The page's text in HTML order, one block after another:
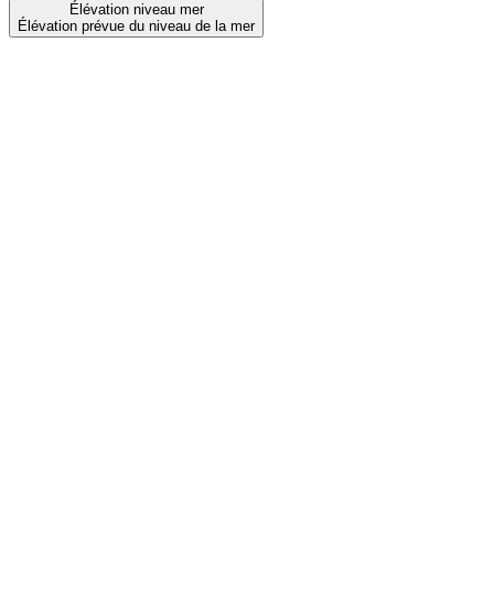
Élévation niveau mer
Élévation prévue du niveau de la mer